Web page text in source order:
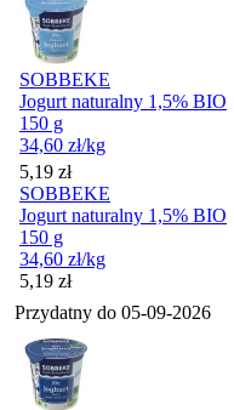
SOBBEKE
Jogurt naturalny 1,5% BIO
150 g
34,60 zł/kg
Cena
5,19 zł
SOBBEKE
Jogurt naturalny 1,5% BIO
150 g
34,60 zł/kg
Cena
5,19 zł
Przydatny do 05-09-2026